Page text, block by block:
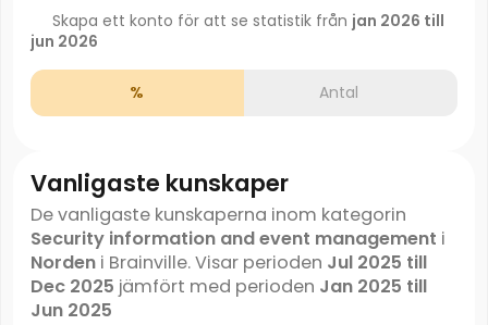
Skapa ett konto för att se statistik från jan 2026 till
jun 2026
% Antal
Vanligaste kunskaper
De vanligaste kunskaperna inom kategorin
Security information and event management i
Nordeni Brainville. Visar perioden Jul 2025 till
Dec 2025 jämfört med perioden Jan 2025 till
Jun 2025